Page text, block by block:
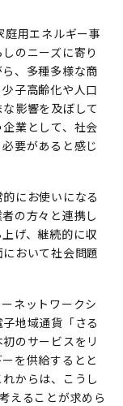
庭用エネルギー事
のニーズに寄り
、多種多様な商
子高齢化や人口
影響を及ぼして
業として、社会
要があると感じ
にお使いになる
の方々と連携し
げ、継続的に収
おいて社会問題
ネットワークシ
地域通貨「さる
のサービスをリ
を供給するとと
からは、こうし
えることが求めら